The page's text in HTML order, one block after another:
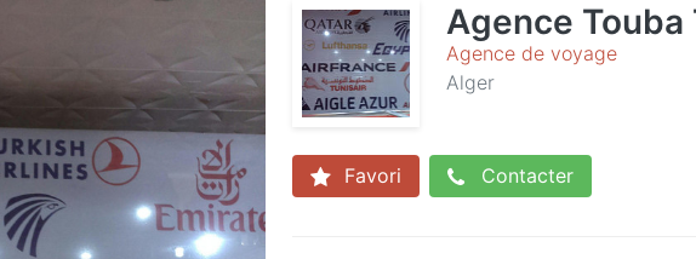
Agence Touba
Agence de voyage
Alger
Favori Contacter